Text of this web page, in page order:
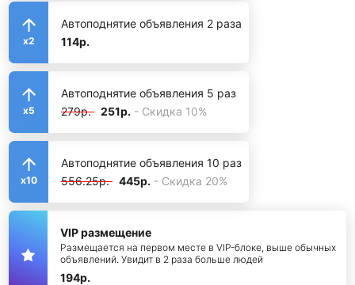
x2
Автоподнятие объявления 2 раза
114р.
x5
Автоподнятие объявления 5 раз
279р. 251р. - Скидка 10%
x10
Автоподнятие объявления 10 раз
556.25р. 445р. - Скидка 20%
VIP размещение
Размещается на первом месте в VIP-блоке, выше обычных
объявлений. Увидит в 2 раза больше людей
194р.